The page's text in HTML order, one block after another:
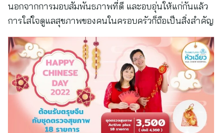
นอกจากการมอบสัมพันธภาพที่ดี และอบอุ่นให้แก่กันแล้ว
การใส่ใจดูแลสุขภาพของคนในครอบครัวก็ถือเป็นสิ่งสำคัญ